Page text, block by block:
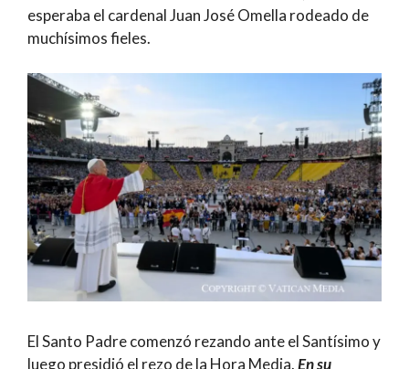
esperaba el cardenal Juan José Omella rodeado de
muchísimos fieles.
El Santo Padre comenzó rezando ante el Santísimo y
luego presidió el rezo de la Hora Media.En su